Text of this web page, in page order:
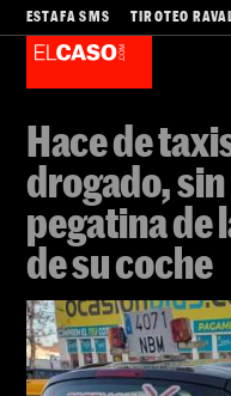
ESTAFA SMS TIROTEO
Hace de
drogado,
pegatina de
de su coche